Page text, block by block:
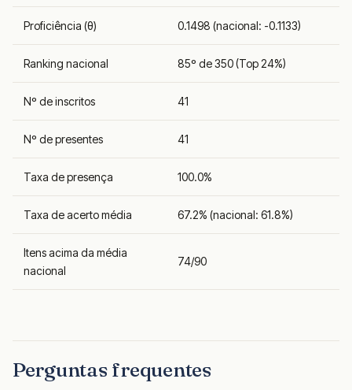
Proficiência (θ) 0.1498 (nacional: -0.1133)
Ranking nacional 85º de 350 (Top 24%)
Nº de inscritos 41
Nº de presentes 41
Taxa de presença 100.0%
Taxa de acerto média 67.2% (nacional: 61.8%)
Itens acima da média
nacional
74/90
Perguntas frequentes